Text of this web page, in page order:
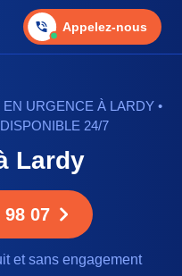
Appelez-nous
URGENCE À LARDY •
24/7
Lardy
98 07
et sans engagement